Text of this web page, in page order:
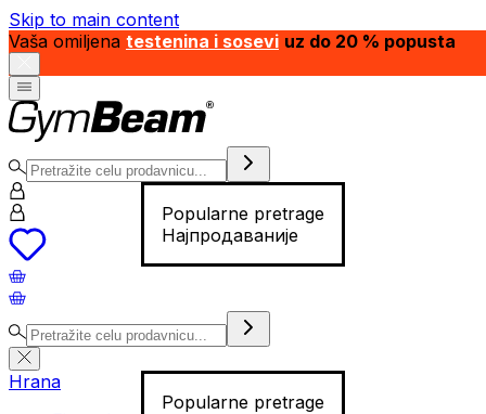
Skip to main content
Vaša omiljena testenina i sosevi uz do 20 % popusta
Popularne pretrage
Најпродаваније
Popularne pretrage
Hrana